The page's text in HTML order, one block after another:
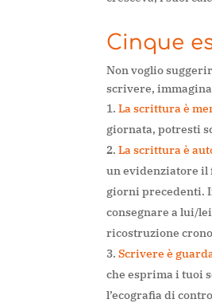
Cinque
Non voglio
scrivere,
La scrittura è
giornata, potresti
La scrittura è
un evidenziatore il
giorni precedenti.
consegnare a lui/
ricostruzione
Scrivere è
che esprima i tuoi
l’ecografia di